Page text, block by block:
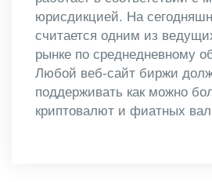
юрисдикцией. На
считается одним из
рынке по среднедневному
Любой веб-сайт биржи
поддерживать как можно
криптовалют и фиатных